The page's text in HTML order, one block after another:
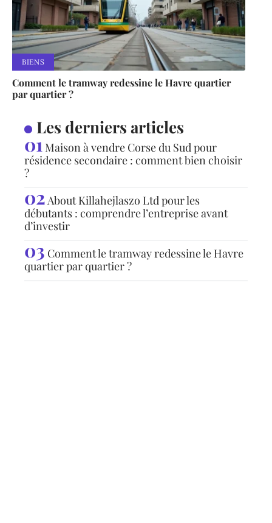
BIENS
Comment le tramway redessine le Havre quartier
par quartier ?
Les derniers articles
Maison à vendre Corse du Sud pour
résidence secondaire : comment bien choisir
?
About Killahejlaszo Ltd pour les
débutants : comprendre l’entreprise avant
d’investir
Comment le tramway redessine le Havre
quartier par quartier ?